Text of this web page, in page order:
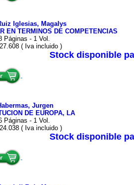
Iglesias, Magalys
EN TERMINOS DE COMPETENCIAS
Páginas - 1 Vol.
( Iva incluido )
Stock disponible
Jurgen
DE EUROPA, LA
Páginas - 1 Vol.
( Iva incluido )
Stock disponible